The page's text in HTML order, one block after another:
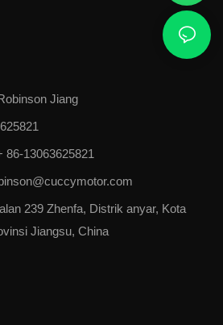
Jiang
86-13063625821
239 Zhenfa, Distrik anyar, Kota
Jiangsu, China